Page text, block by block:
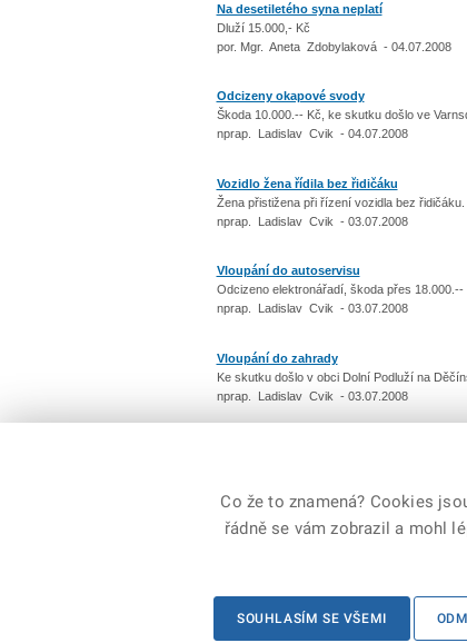
Na desetiletého syna neplatí
Dluží 15.000,- Kč
por. Mgr. Aneta Zdobylaková - 04.07.2008
Odcizeny okapové svody
Škoda 10.000.-- Kč, ke skutku došlo ve
nprap. Ladislav Cvik - 04.07.2008
Vozidlo žena řídila bez řidičáku
Žena přistižena při řízení vozidla bez řidičáku.
nprap. Ladislav Cvik - 03.07.2008
Vloupání do autoservisu
Odcizeno elektronářadí, škoda přes 18.000.--
nprap. Ladislav Cvik - 03.07.2008
Vloupání do zahrady
Ke skutku došlo v obci Dolní Podluží na
nprap. Ladislav Cvik - 03.07.2008
© 2026 Policie ČR, všechna práva vyhrazena
Co že to znamená? Cookies
řádně se vám zobrazil a mohl
SOUHLASÍM SE VŠEMI